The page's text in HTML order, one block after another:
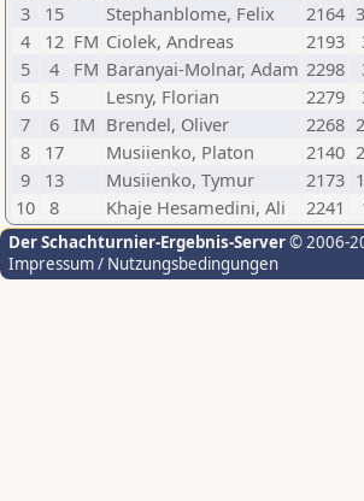
3
15 Stephanblome, Felix 2164
4
12 FM Ciolek, Andreas 2193
5
4 FM Baranyai-Molnar, Adam 2298
6
5 Lesny, Florian 2279
7
6 IM Brendel, Oliver 2268
8
17 Musiienko, Platon 2140
9
13 Musiienko, Tymur 2173
10
8 Khaje Hesamedini, Ali 2241
Der Schachturnier-Ergebnis-Server© 2006-
Impressum / Nutzungsbedingungen